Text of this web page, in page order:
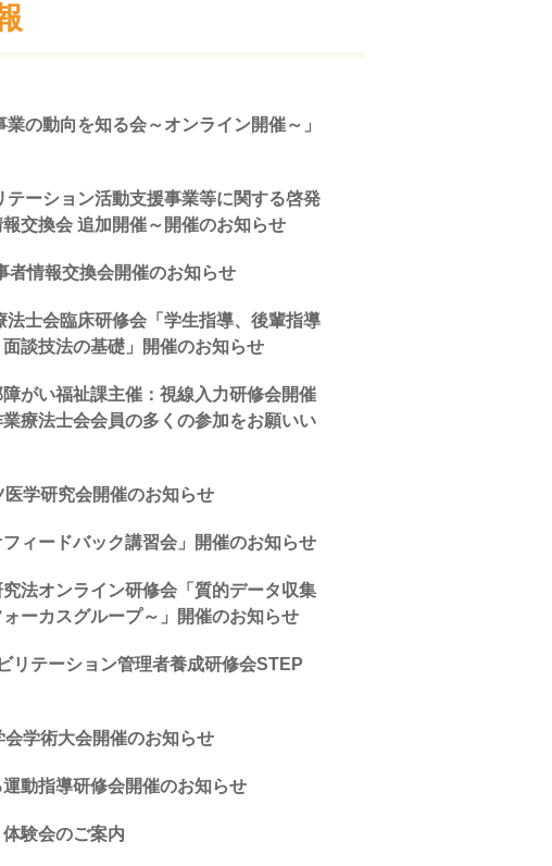
の動向を知る会～オンライン開催～」
テーション活動支援事業等に関する啓発
交換会 追加開催～開催のお知らせ
者情報交換会開催のお知らせ
法士会臨床研修会「学生指導、後輩指導
談技法の基礎」開催のお知らせ
がい福祉課主催：視線入力研修会開催
療法士会会員の多くの参加をお願いい
学研究会開催のお知らせ
フィードバック講習会」開催のお知らせ
法オンライン研修会「質的データ収集
ーカスグループ～」開催のお知らせ
リテーション管理者養成研修会STEP
学術大会開催のお知らせ
動指導研修会開催のお知らせ
体験会のご案内